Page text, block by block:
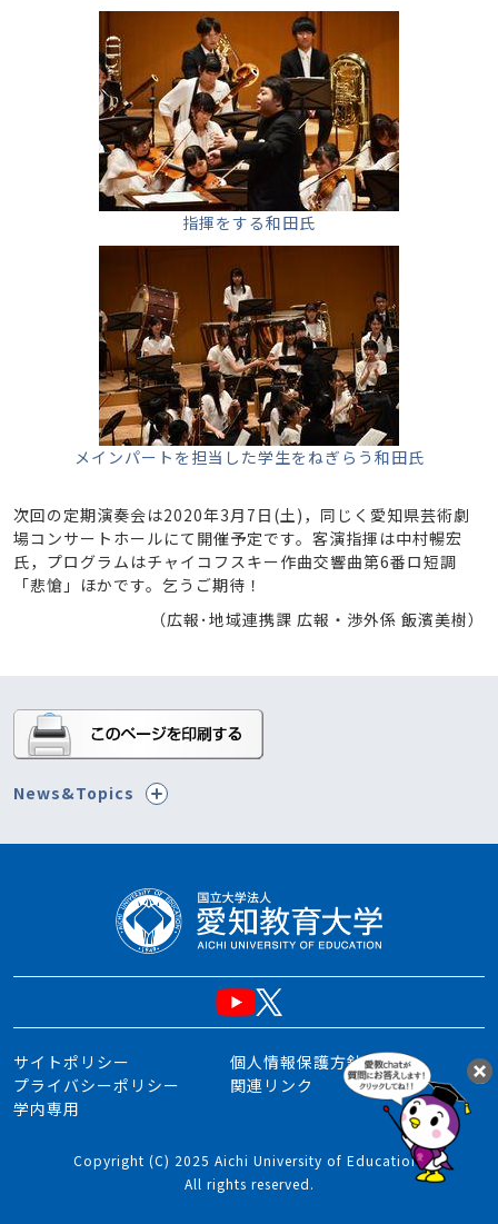
指揮をする和田氏
メインパートを担当した学生をねぎらう和田氏
次回の定期演奏会は2020年3月7日(土)，同じく愛知県芸術劇
場コンサートホールにて開催予定です。客演指揮は中村暢宏
氏，プログラムはチャイコフスキー作曲交響曲第6番ロ短調
「悲愴」ほかです。乞うご期待！
（広報･地域連携課 広報・渉外係 飯濱美樹）
News&Topics
サイトポリシー
個人情報保護方針
プライバシーポリシー
関連リンク
学内専用
Copyright (C) 2025 Aichi University of Education.
All rights reserved.